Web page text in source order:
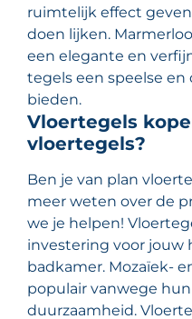
ruimtelijk effect
doen lijken.
een elegante en
tegels een speelse
bieden.
Vloertegels
vloertegels?
Ben je van plan
meer weten over de
we je helpen!
investering voor jouw
badkamer. Mozaïek-
populair vanwege
duurzaamheid.